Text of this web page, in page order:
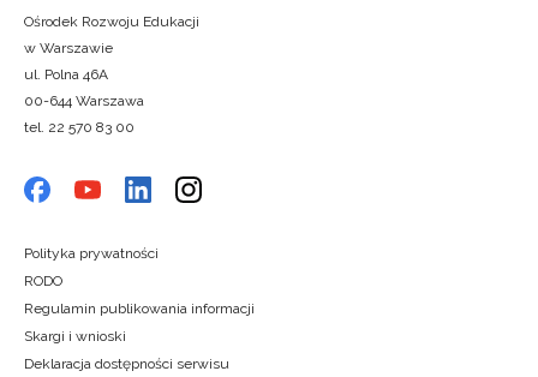
Ośrodek Rozwoju Edukacji
w Warszawie
ul. Polna 46A
00-644 Warszawa
tel. 22 570 83 00
Polityka prywatności
RODO
Regulamin publikowania informacji
Skargi i wnioski
Deklaracja dostępności serwisu